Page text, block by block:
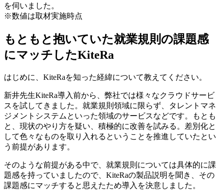
を伺いました。
※数値は取材実施時点
もともと抱いていた就業規則の課題感
にマッチ したKiteRa
はじめに、KiteRaを知った経緯について教えてください。
新井先生KiteRa導入前から、弊社では様々なクラウドサービ
スを試してきました。就業規則領域に限らず、タレントマネ
ジメントシステムといった領域のサービスなどです。もとも
と、現状のやり方を疑い、積極的に改善を試みる。差別化と
して色々なものを取り入れるということを推進していたとい
う前提があります。
そのような前提がある中で、就業規則については具体的に課
題感を持っていましたので、KiteRaの製品説明を聞き、その
課題感にマッチすると思えたため導入を決意しました。